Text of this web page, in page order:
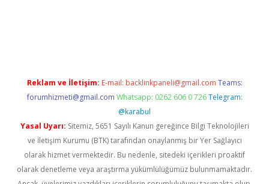
Reklam ve İletişim: E-mail: backlinkpaneli@gmail.com Teams:
forumhizmeti@gmail.com Whatsapp: 0262 606 0 726 Telegram:
@karabul
Yasal Uyarı: Sitemiz, 5651 Sayılı Kanun gereğince Bilgi Teknolojileri
ve İletişim Kurumu (BTK) tarafından onaylanmış bir Yer Sağlayıcı
olarak hizmet vermektedir. Bu nedenle, sitedeki içerikleri proaktif
olarak denetleme veya araştırma yükümlülüğümüz bulunmamaktadır.